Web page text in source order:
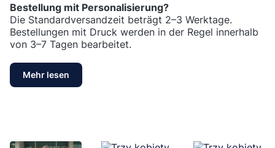
Bestellung mit Personalisierung?
Die Standardversandzeit beträgt 2–3 Werktage.
Bestellungen mit Druck werden in der Regel innerhalb
von 3–7 Tagen bearbeitet.
Mehr lesen